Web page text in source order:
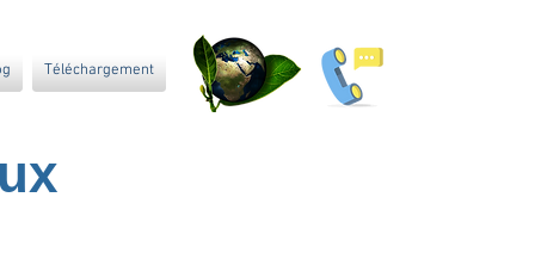
Téléchargement